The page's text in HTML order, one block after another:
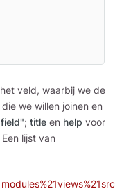
veld, waarbij we de
we willen joinen en
; title en help voor
lijst van